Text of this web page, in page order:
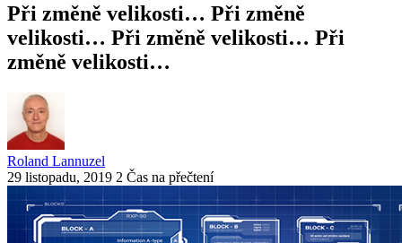
Při změně velikosti… Při změně
velikosti… Při změně velikosti… Při
změně velikosti…
Roland Lannuzel
29 listopadu, 2019 2 Čas na přečtení